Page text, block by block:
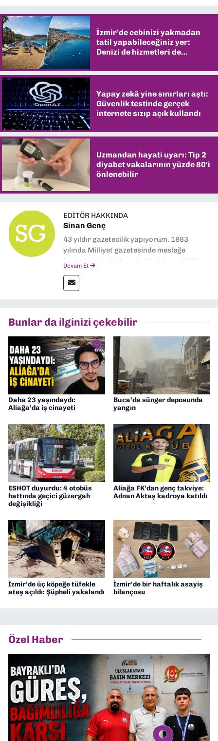
İzmir’de cebinizi yakmadan
tatil yapabileceğiniz yer:
Denizi de hizmetleri de
Yapay zekâ yine sınırları aştı:
Güvenlik testinde gerçek
internete sızıp açık kullandı
Uzmandan hayati uyarı: Tip 2
diyabet vakalarının yüzde 80'i
önlenebilir
EDITÖR HAKKINDA
Sinan Genç
43 yıldır gazetecilik yapıyorum. 1983
yılında Milliyet gazetesinde mesleğe
başladım. Ardından Türkiye’nin en köklü
muhabir, editör, müdür yardımcısı ve spor
müdürü olarak görev yaptım. Ayrıca Yeni
Gazetesi'nde editörlük yapıyorum
Devam Et
Bunlar da ilginizi çekebilir
Daha 23 yaşındaydı:
Aliağa’da iş cinayeti
Buca’da sünger deposunda
yangın
ESHOT duyurdu: 4 otobüs
hattında geçici güzergah
değişikliği
Aliağa FK’dan genç takviye:
Adnan Aktaş kadroya katıldı
İzmir’de üç köpeğe tüfekle
ateş açıldı: Şüpheli yakalandı
İzmir’de bir haftalık asayiş
bilançosu
Özel Haber